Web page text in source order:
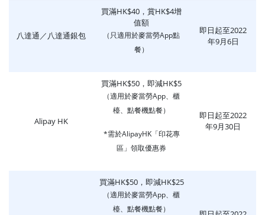
八達通／八達通銀包
買滿HK$40，賞HK$4增
值額
（只適用於麥當勞App點
餐）
即日起至2022
年9月6日
Alipay HK
買滿HK$50，即減HK$5
（適用於麥當勞App、櫃
檯、點餐機點餐）
*需於AlipayHK「印花專
區」領取優惠券
即日起至2022
年9月30日
買滿HK$50，即減HK$25
（適用於麥當勞App、櫃
檯、點餐機點餐）